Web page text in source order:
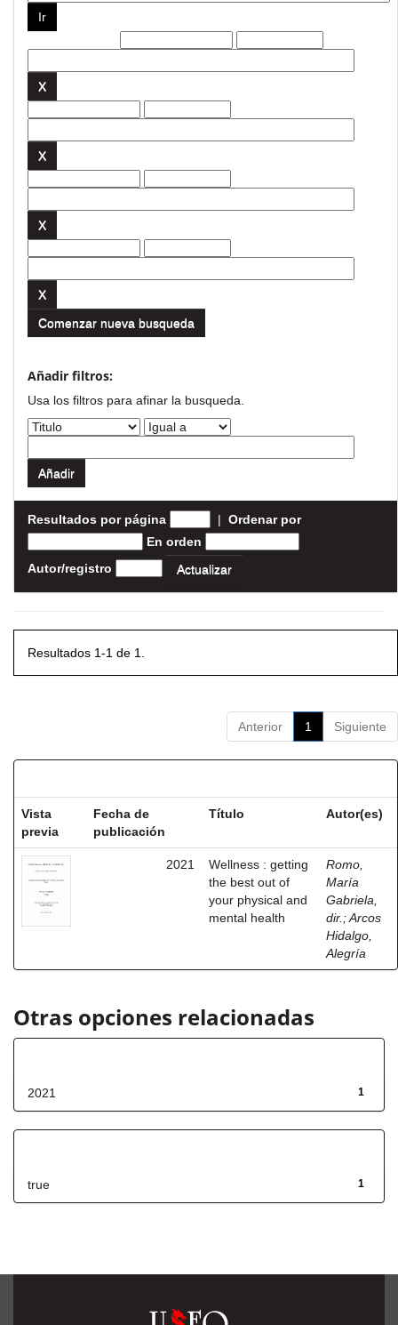
Comenzar nueva busqueda
Añadir filtros:
Usa los filtros para afinar la busqueda.
Resultados por página | Ordenar por
En orden
Autor/registro
Resultados 1-1 de 1.
Anterior 1 Siguiente
Vista
previa
Fecha de
publicación
Título Autor(es)
2021
Wellness : getting
the best out of
your physical and
mental health
Romo,
María
Gabriela,
dir. ;Arcos
Hidalgo,
Alegría
Otras opciones relacionadas
1
2021
1
true